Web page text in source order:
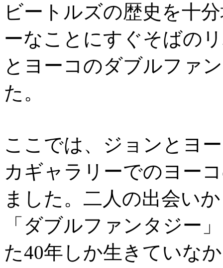
ビートルズの歴史を十
ーなことにすぐそばの
とヨーコのダブルファ
た。
ここでは、ジョンとヨ
カギャラリーでのヨー
ました。二人の出会い
「ダブルファンタジー
た40年しか生きていな